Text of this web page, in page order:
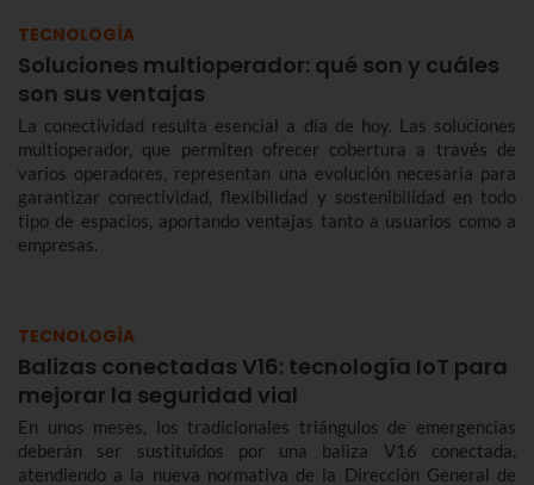
TECNOLOGÍA
Soluciones multioperador: qué son y cuáles
son sus ventajas
La conectividad resulta esencial a día de hoy. Las soluciones
multioperador, que permiten ofrecer cobertura a través de
varios operadores, representan una evolución necesaria para
garantizar conectividad, flexibilidad y sostenibilidad en todo
tipo de espacios, aportando ventajas tanto a usuarios como a
empresas.
TECNOLOGÍA
Balizas conectadas V16: tecnología IoT para
mejorar la seguridad vial
En unos meses, los tradicionales triángulos de emergencias
deberán ser sustituidos por una baliza V16 conectada,
atendiendo a la nueva normativa de la Dirección General de